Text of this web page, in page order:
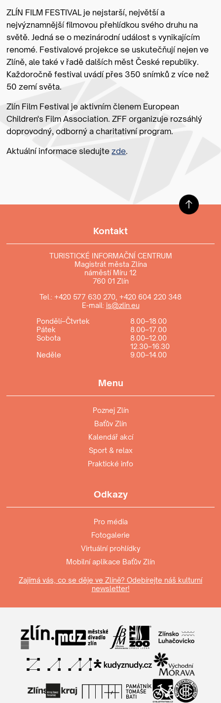
ZLÍN FILM FESTIVAL je nejstarší, největší a
nejvýznamnější filmovou přehlídkou svého druhu na
světě. Jedná se o mezinárodní událost s vynikajícím
renomé. Festivalové projekce se uskutečňují nejen ve
Zlíně, ale také v řadě dalších měst České republiky.
Každoročně festival uvádí přes 350 snímků z více než
50 zemí světa.
Zlín Film Festival je aktivním členem European
Children's Film Association. ZFF organizuje rozsáhlý
doprovodný, odborný a charitativní program.
Aktuální informace sledujtezde.
Kontakt
TURISTICKÉ INFORMAČNÍ CENTRUM
Magistrát města Zlína
náměstí Míru 12
760 01 Zlín
Tel.: +420 577 630 270 +420 604 220 348
E-mail: is@zlin.eu
Pondělí–Čtvrtek
8.00–18.00
Pátek
8.00–17.00
Sobota
8.00–12.00
12.30–16.30
Neděle
9.00–14.00
Menu
Poznej Zlín
Baťův Zlín
Kalendář akcí
Sport & relax
Praktické info
Odkazy
Pro média
Fotogalerie
Virtuální prohlídky
Mobilní aplikace Baťův Zlín
Zajímá vás, co se děje ve Zlíně? Odebírejte náš kulturní
newsletter!